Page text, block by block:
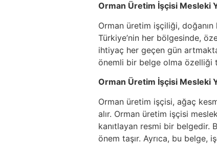
Orman Üretim İşçisi Mesleki
Orman üretim işçiliği,
Türkiye’nin her bölgesinde,
ihtiyaç her geçen gün
önemli bir belge olma özelliği
Orman Üretim İşçisi Mesleki
Orman üretim işçisi, ağaç
alır. Orman üretim işçisi
kanıtlayan resmi bir belgedir.
önem taşır. Ayrıca, bu belge,